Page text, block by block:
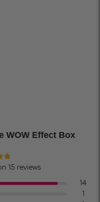
WOW Effect Box
15 reviews
14
1